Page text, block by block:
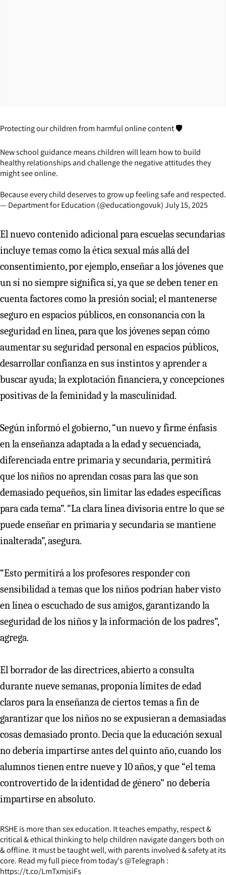
Protecting our children from harmful online content 🛡️
New school guidance means children will learn how to build
healthy relationships and challenge the negative attitudes they
might see online.
Because every child deserves to grow up feeling safe and respected.
— Department for Education (@educationgovuk)July 15, 2025
El nuevo contenido adicional para escuelas secundarias
incluye temas como la ética sexual más allá del
consentimiento, por ejemplo, enseñar a los jóvenes que
un sí no siempre significa sí, ya que se deben tener en
cuenta factores como la presión social; el mantenerse
seguro en espacios públicos, en consonancia con la
seguridad en línea, para que los jóvenes sepan cómo
aumentar su seguridad personal en espacios públicos,
desarrollar confianza en sus instintos y aprender a
buscar ayuda; la explotación financiera, y concepciones
positivas de la feminidad y la masculinidad.
Según informó el gobierno, “un nuevo y firme énfasis
en la enseñanza adaptada a la edad y secuenciada,
diferenciada entre primaria y secundaria, permitirá
que los niños no aprendan cosas para las que son
demasiado pequeños, sin limitar las edades específicas
para cada tema”. “La clara línea divisoria entre lo que se
puede enseñar en primaria y secundaria se mantiene
inalterada”, asegura.
“Esto permitirá a los profesores responder con
sensibilidad a temas que los niños podrían haber visto
en línea o escuchado de sus amigos, garantizando la
seguridad de los niños y la información de los padres”,
agrega.
El borrador de las directrices, abierto a consulta
durante nueve semanas, proponía límites de edad
claros para la enseñanza de ciertos temas a fin de
garantizar que los niños no se expusieran a demasiadas
cosas demasiado pronto. Decía que la educación sexual
no debería impartirse antes del quinto año, cuando los
alumnos tienen entre nueve y 10 años, y que “el tema
controvertido de la identidad de género” no debería
impartirse en absoluto.
RSHE is more than sex education. It teaches empathy, respect &
critical & ethical thinking to help children navigate dangers both on
& offline. It must be taught well, with parents involved & safety at its
core. Read my full piece from today's@Telegraph :
https://t.co/LmTxmjsiFs